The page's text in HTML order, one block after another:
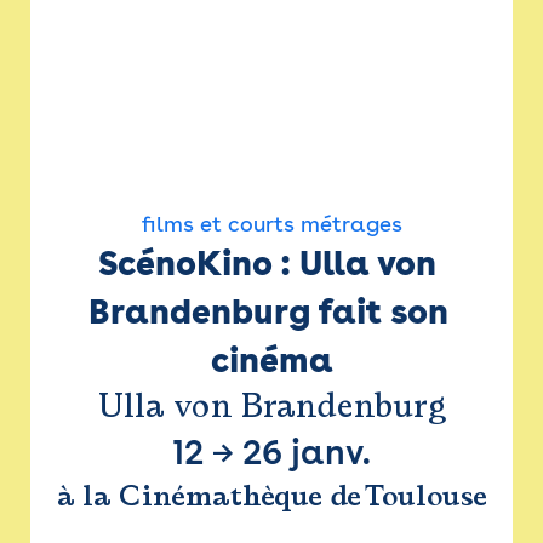
films et courts métrages
ScénoKino : Ulla von
Brandenburg fait son
cinéma
Ulla von Brandenburg
12 → 26 janv.
à la Cinémathèque de Toulouse